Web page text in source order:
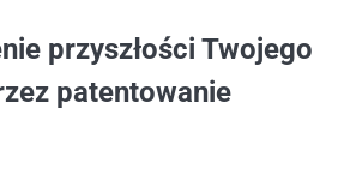
przyszłości Twojego
patentowanie